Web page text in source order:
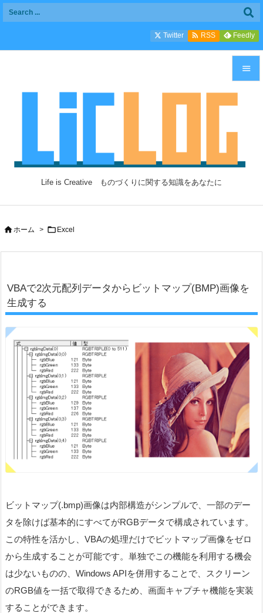
Life is Creative ものづくりに関する知識をあなたに

前へ

Twitter  RSS Feedly
ホーム >  Excel
VBAで2次元配列データからビットマップ(BMP)画像を
生成する
ビットマップ(.bmp)画像は内部構造がシンプルで、一部のデー
タを除けば基本的にすべてがRGBデータで構成されています。
この特性を活かし、VBAの処理だけでビットマップ画像をゼロ
から生成することが可能です。単独でこの機能を利用する機会
は少ないものの、Windows APIを併用することで、スクリーン
のRGB値を一括で取得できるため、画面キャプチャ機能を実装
することができます。